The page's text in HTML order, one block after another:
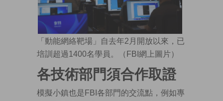
「動能網絡靶場」自去年2月開放以來，已
培訓超過1400名學員。（FBI網上圖片）
各技術部門須合作取證
模擬小鎮也是FBI各部門的交流點，例如專